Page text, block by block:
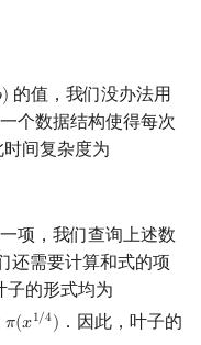
)
) 的值，我们没办法用
个数据结构使得每次
时间复杂度为
项，我们查询上述数
还需要计算和式的项
子的形式均为
𝜋(𝑥1/4)
1/4) ．因此，叶子的